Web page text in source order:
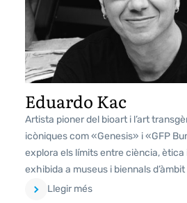
Eduardo Kac
Artista pioner del bioart i l’art
icòniques com «Genesis» i «GFP
explora els límits entre ciència, ètica
exhibida a museus i biennals
Llegir més